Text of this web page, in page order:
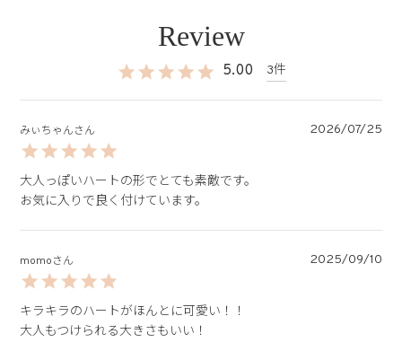
5.00 3
みぃちゃん 2026/07/25
大人っぽいハートの形でとても素敵です。
お気に入りで良く付けています。
momo 2025/09/10
キラキラのハートがほんとに可愛い！！
大人もつけられる大きさもいい！